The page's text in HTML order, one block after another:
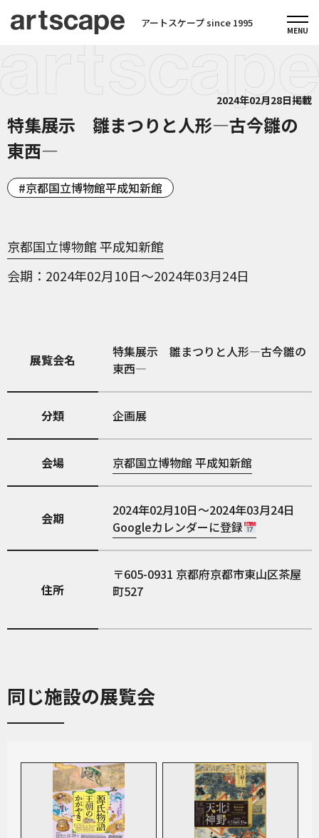
アートスケープ since 1995
2024年02月28日掲載
特集展示 雛まつりと人形—古今雛の
東西—
京都国立博物館平成知新館
京都国立博物館 平成知新館
会期
2024年02月10日～2024年03月24日
展覧会名
特集展示 雛まつりと人形—古今雛の
東西—
分類 企画展
会場 京都国立博物館 平成知新館
会期
2024年02月10日～2024年03月24日
Googleカレンダーに登録
住所
605-0931 京都府京都市東山区茶屋
町527
同じ施設の展覧会